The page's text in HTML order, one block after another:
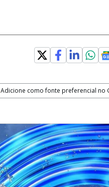
Adicione como fonte preferencial no